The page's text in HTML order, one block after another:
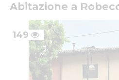
Abitazione a
149